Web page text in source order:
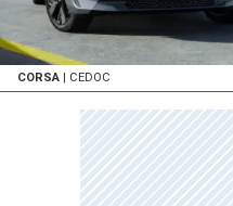
CORSA | CEDOC